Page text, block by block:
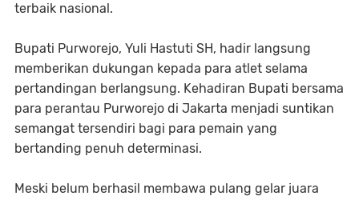
terbaik nasional.
Bupati Purworejo, Yuli Hastuti SH, hadir langsung
memberikan dukungan kepada para atlet selama
pertandingan berlangsung. Kehadiran Bupati bersama
para perantau Purworejo di Jakarta menjadi suntikan
semangat tersendiri bagi para pemain yang
bertanding penuh determinasi.
Meski belum berhasil membawa pulang gelar juara